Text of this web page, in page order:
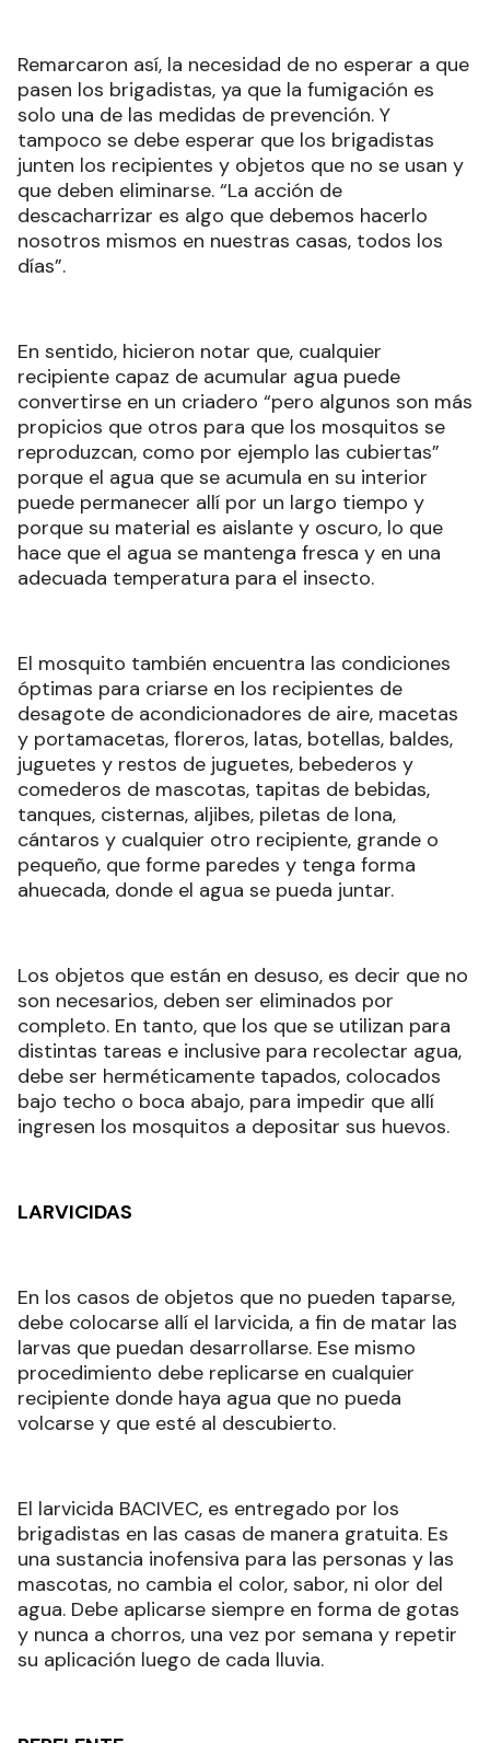
Remarcaron así, la necesidad de no esperar a que
pasen los brigadistas, ya que la fumigación es
solo una de las medidas de prevención. Y
tampoco se debe esperar que los brigadistas
junten los recipientes y objetos que no se usan y
que deben eliminarse. “La acción de
descacharrizar es algo que debemos hacerlo
nosotros mismos en nuestras casas, todos los
días”.
En sentido, hicieron notar que, cualquier
recipiente capaz de acumular agua puede
convertirse en un criadero “pero algunos son más
propicios que otros para que los mosquitos se
reproduzcan, como por ejemplo las cubiertas”
porque el agua que se acumula en su interior
puede permanecer allí por un largo tiempo y
porque su material es aislante y oscuro, lo que
hace que el agua se mantenga fresca y en una
adecuada temperatura para el insecto.
El mosquito también encuentra las condiciones
óptimas para criarse en los recipientes de
desagote de acondicionadores de aire, macetas
y portamacetas, floreros, latas, botellas, baldes,
juguetes y restos de juguetes, bebederos y
comederos de mascotas, tapitas de bebidas,
tanques, cisternas, aljibes, piletas de lona,
cántaros y cualquier otro recipiente, grande o
pequeño, que forme paredes y tenga forma
ahuecada, donde el agua se pueda juntar.
Los objetos que están en desuso, es decir que no
son necesarios, deben ser eliminados por
completo. En tanto, que los que se utilizan para
distintas tareas e inclusive para recolectar agua,
debe ser herméticamente tapados, colocados
bajo techo o boca abajo, para impedir que allí
ingresen los mosquitos a depositar sus huevos.
LARVICIDAS
En los casos de objetos que no pueden taparse,
debe colocarse allí el larvicida, a fin de matar las
larvas que puedan desarrollarse. Ese mismo
procedimiento debe replicarse en cualquier
recipiente donde haya agua que no pueda
volcarse y que esté al descubierto.
El larvicida BACIVEC, es entregado por los
brigadistas en las casas de manera gratuita. Es
una sustancia inofensiva para las personas y las
mascotas, no cambia el color, sabor, ni olor del
agua. Debe aplicarse siempre en forma de gotas
y nunca a chorros, una vez por semana y repetir
su aplicación luego de cada lluvia.